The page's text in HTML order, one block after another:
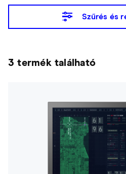
Szűrés és
3 termék található